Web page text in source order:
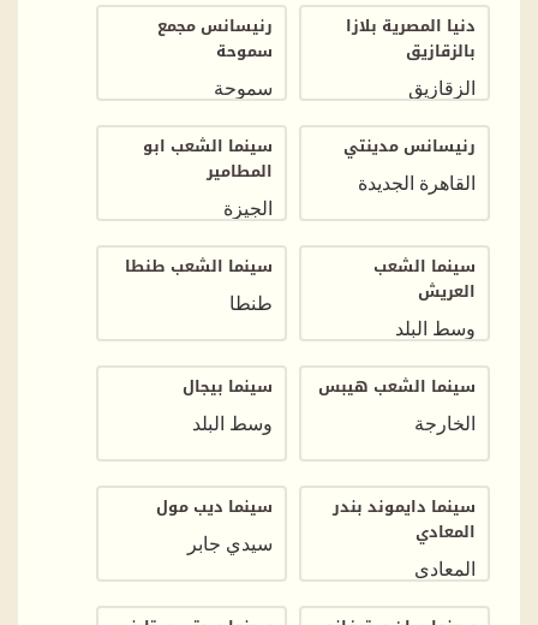
دنيا المصرية بلازا
بالزقازيق
الزقازيق
رنيسانس مجمع
سموحة
سموحة
رنيسانس مدينتي
القاهرة الجديدة
سينما الشعب ابو
المطامير
الجيزة
سينما الشعب
العريش
وسط البلد
سينما الشعب طنطا
طنطا
سينما الشعب هيبس
الخارجة
سينما بيجال
وسط البلد
سينما دايموند بندر
المعادي
المعادى
سينما ديب مول
سيدي جابر